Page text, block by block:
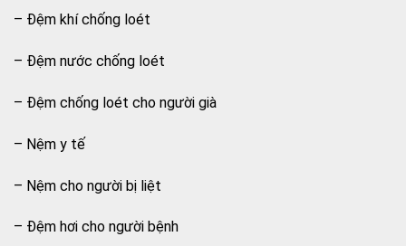
– Đệm khí chống loét
– Đệm nước chống loét
– Đệm chống loét cho người già
– Nệm y tế
– Nệm cho người bị liệt
– Đệm hơi cho người bệnh